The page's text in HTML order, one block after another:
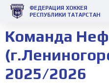
ФЕДЕРАЦИЯ ХОККЕЯ
РЕСПУБЛИКИ ТАТАРСТАН
Команда
2025/2026